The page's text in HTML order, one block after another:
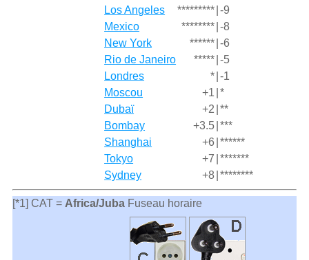
Los Angeles ********* -9
Mexico
******** -8
New York
****** -6
Rio de Janeiro
***** -5
Londres
* -1
Moscou
+1 *
Dubaï
+2 **
Bombay
+3.5 ***
Shanghai
+6 ******
Tokyo
+7 *******
Sydney
+8 ********
[*1] CAT = Africa/JubaFuseau horaire